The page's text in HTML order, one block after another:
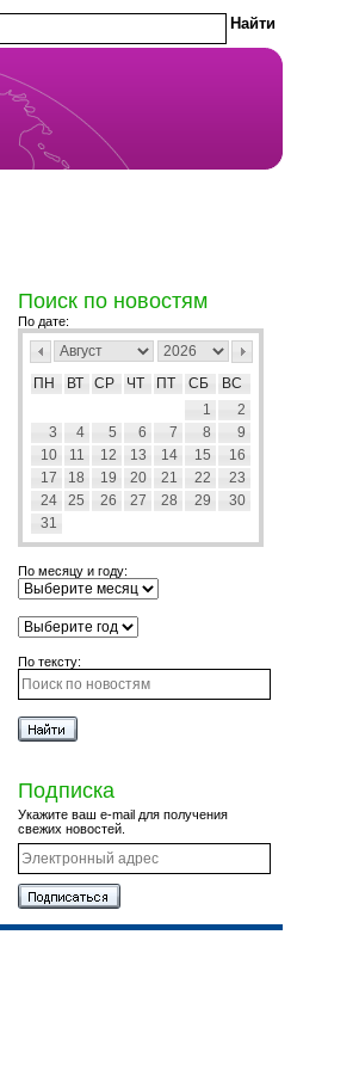
Поиск по новостям
По дате:
ПН ВТ СР ЧТ ПТ СБ
ВС
1
2
3
4 5 6 7 8
9
10
11 12 13 14 15
16
17
18 19 20 21 22
23
24
25 26 27 28 29
30
31
По месяцу и году:
По тексту:
Подписка
Укажите ваш e-mail для получения
свежих новостей.